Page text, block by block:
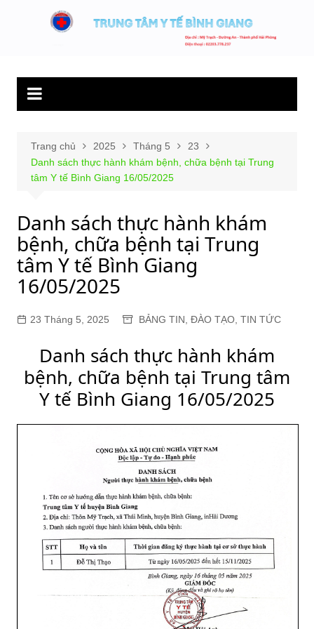
dung
Trung tâm y tế
Hết lòng phục vụ người bệnh và sức khỏe cộng đồng.
Trang chủ 2025 Tháng 5
23
Danh sách thực hành khám bệnh, chữa bệnh tại Trung
tâm Y tế Bình Giang 16/05/2025
Danh sách thực hành khám
bệnh, chữa bệnh tại Trung
tâm Y tế Bình Giang
16/05/2025
23 Tháng 5, 2025 BẢNG TIN ĐÀO TẠO, TIN TỨC
Danh sách thực hành khám
bệnh, chữa bệnh tại Trung tâm
Y tế Bình Giang 16/05/2025